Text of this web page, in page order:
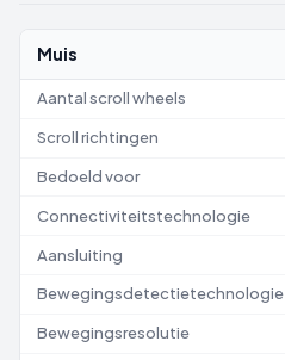
Muis
Aantal scroll wheels
Scroll richtingen
Bedoeld voor
Connectiviteitstechnologie
Aansluiting
Bewegingsdetectietechnologie
Bewegingsresolutie